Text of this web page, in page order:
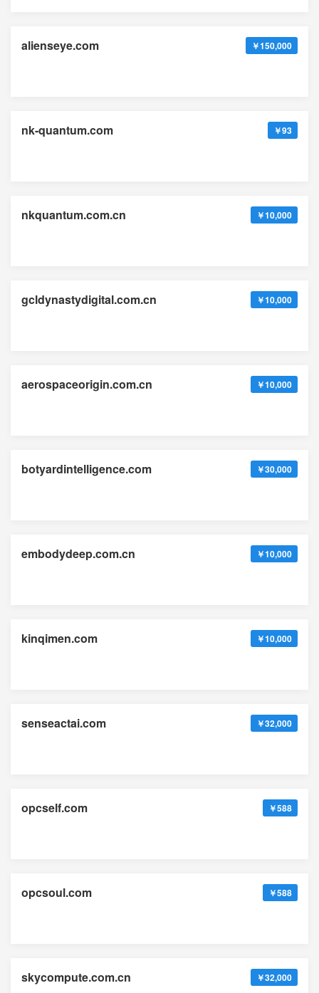
alienseye.com ￥150,000
nk-quantum.com ￥93
nkquantum.com.cn ￥10,000
gcldynastydigital.com.cn ￥10,000
aerospaceorigin.com.cn ￥10,000
botyardintelligence.com ￥30,000
embodydeep.com.cn ￥10,000
kinqimen.com ￥10,000
senseactai.com ￥32,000
opcself.com ￥588
opcsoul.com ￥588
skycompute.com.cn ￥32,000